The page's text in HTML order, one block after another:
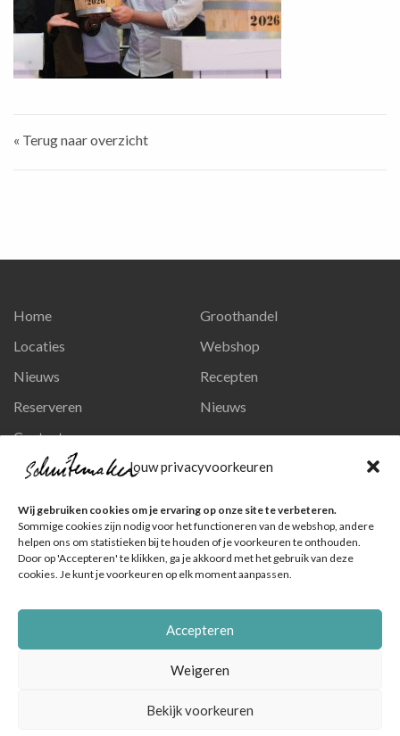
Jouw privacyvoorkeuren
Wij gebruiken cookies om je ervaring op onze site te verbeteren.
Sommige cookies zijn nodig voor het functioneren van de webshop, andere
helpen ons om statistieken bij te houden of je voorkeuren te onthouden.
Door op 'Accepteren' te klikken, ga je akkoord met het gebruik van deze
cookies. Je kunt je voorkeuren op elk moment aanpassen.
Accepteren
Weigeren
Bekijk voorkeuren
« Terug naar overzicht
Home
Locaties
Nieuws
Reserveren
Contact
Privacy en persoonsgegevens
Groothandel
Webshop
Recepten
Nieuws
Ga naar onze pagina
Volg ons op Instagram
Ga naar onze pagina
© Schuitemaker Vis , foto's zijn o.a. van het Nederlands Visbureau